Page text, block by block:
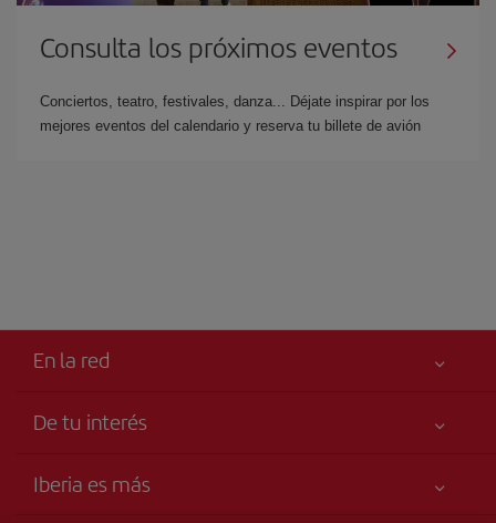
Consulta los próximos eventos
Conciertos, teatro, festivales, danza... Déjate inspirar por los
mejores eventos del calendario y reserva tu billete de avión
En la red
De tu interés
Accesibilidad
Iberia es más